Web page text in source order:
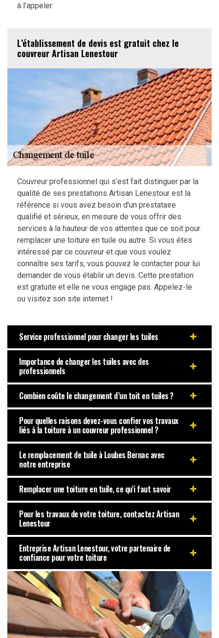
à l’appeler.
L’établissement de devis est gratuit chez le
couvreur Artisan Lenestour
Couvreur professionnel qui s’est fait distinguer par la
qualité de ses prestations Artisan Lenestour est la
référence si vous avez besoin d’un prestataire
qualifié et sérieux, en mesure de vous offrir des
services à la hauteur de vos attentes que ce soit pour
remplacer une toiture en tuile ou autre. Si vous êtes
intéressé par ce couvreur et que vous voulez
connaître ses tarifs, vous pouvez le contacter pour lui
demander de vous établir un devis. Cette prestation
est gratuite et elle ne vous engage pas. Appelez-le
ou visitez son site internet !
Service professionnel pour changer les tuiles
Importance de changer les tuiles avec des
professionnels
Combien coûte le changement d’un toit en tuiles ?
Pour quelles raisons devez-vous confier vos travaux
liés à la toiture à un couvreur professionnel ?
Le remplacement de tuile à Loubes Bernac avec
notre entreprise
Remplacer une toiture en tuile, ce qu'i faut savoir
Pour les travaux de votre toiture, contactez Artisan
Lenestour
Entreprise Artisan Lenestour, votre partenaire de
confiance pour votre toiture